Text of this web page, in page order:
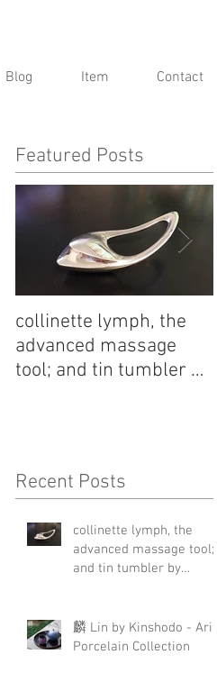
Blog Item Contact
Featured Posts
collinette lymph, the
advanced massage
tool; and tin tumbler by
Recent Posts
collinette lymph, the
advanced massage tool;
and tin tumbler by
麟 Lin by Kinshodo - Arita
Porcelain Collection